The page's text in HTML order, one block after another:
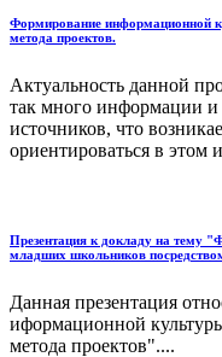
Формирование информационной
метода проектов.
Актуальность данной
так много информации и
источников, что
ориентироваться в
Презентация к докладу на тему
младших школьников
Данная презентация
иформационной
метода проектов"....